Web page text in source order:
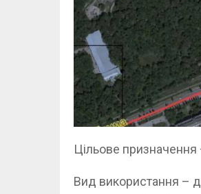
Цільове призначення
Вид використання –